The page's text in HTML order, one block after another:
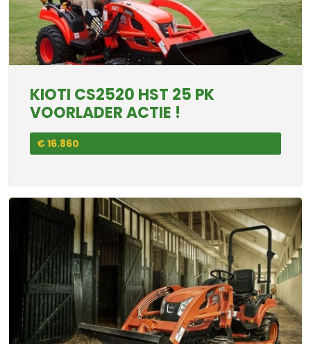
KIOTI CS2520 HST 25 PK
VOORLADER ACTIE !
€ 16.860